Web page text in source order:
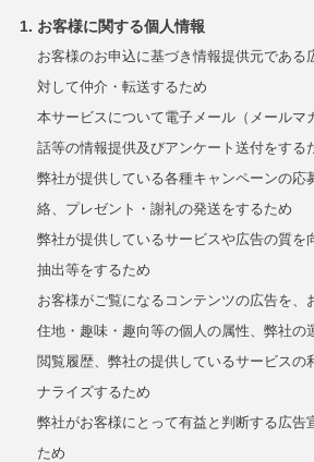
お客様に関する個人情報
お客様のお申込に基づき情報提供元である
対して仲介・転送するため
本サービスについて電子メール（メールマ
話等の情報提供及びアンケート送付をする
弊社が提供している各種キャンペーンの応
絡、プレゼント・謝礼の発送をするため
弊社が提供しているサービスや広告の質を
抽出等をするため
お客様がご覧になるコンテンツの広告を、
住地・趣味・趣向等の個人の属性、弊社の
閲覧履歴、弊社の提供しているサービスの
ナライズするため
弊社がお客様にとって有益と判断する広告
ため